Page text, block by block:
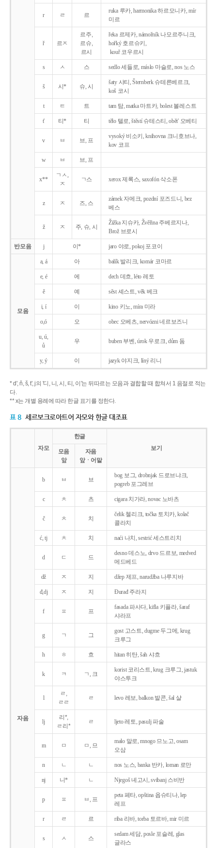
r ㄹ 르
ruka 루카, harmonika 하르모니카, mír
미르
ř 르ㅈ
르주,
르슈,
르시
řeka 르제카, námořník 나모르주니크,
hořký 호르슈키,
kouř 코우르시
s ㅅ 스 sedlo 세들로, máslo 마슬로, nos 노스
š 시* 슈, 시
šaty 샤티, Šternberk 슈테른베르크,
koš 코시
t ㅌ 트 tam 탐, matka 마트카, bolest 볼레스트
t' 티* 티 tělo 텔로, štěstí 슈테스티, obět' 오베티
v ㅂ 브, 프
vysoký 비소키, knihovna 크니호브나,
kov 코프
w ㅂ 브, 프
x**
ㄱㅅ,
ㅈ
ㄱ스 xerox 제록스, saxofón 삭소폰
z ㅈ 즈, 스
zámek 자메크, pozdní 포즈드니, bez
베스
ž ㅈ 주, 슈, 시
Žižka 지슈카, Žvěřina 주베르지나,
Brož 브로시
반모음 j 이* jaro 야로, pokoj 포코이
모음
a, á 아 balík 발리크, komár 코마르
e, é 에 dech 데흐, léto 레토
ě 예 sěst 셰스트, věk 베크
i, í 이 kino 키노, míra 미라
o,ó 오 obec 오베츠, nervózni 네르보즈니
u, ú,
ů
우 buben 부벤, úrok 우로크, dům 둠
y, ý 이 jazyk야지크, líný 리니
* d', ň, š, t', j의 '디, 니, 시, 티, 이'는 뒤따르는 모음과 결합할 때 합쳐서 1 음절로 적는
다.
** x는 개별 용례에 따라 한글 표기를 정한다.
표 8 세르보크로아트어 자모와 한글 대조표
자모
한글
보기
모음
앞
자음
앞ㆍ어말
자음
b ㅂ 브
bog 보그, drobnjak 드로브냐크,
pogreb 포그레브
c ㅊ 츠 cigara 치가라, novac 노바츠
č ㅊ 치
čelik 첼리크, točka 토치카, kolač
콜라치
ć, tj ㅊ 치 naći 나치, sestrić 세스트리치
d ㄷ 드
desno 데스노, drvo 드르보, medved
메드베드
dž ㅈ 지 džep 제프, narudžba 나루지바
đ,dj ㅈ 지 Ðurađ 주라지
f ㅍ 프
fasada 파사다, kifla 키플라, šaraf
샤라프
g ㄱ 그
gost 고스트, dugme 두그메, krug
크루그
h ㅎ 흐 hitan 히탄, šah 샤흐
k ㅋ ㄱ, 크
korist 코리스트, krug 크루그, jastuk
야스투크
l
ㄹ,
ㄹㄹ
ㄹ levo 레보, balkon 발콘, šal 샬
lj
리*,
ㄹ리*
ㄹ ljeto 레토, pasulj 파술
m ㅁ ㅁ, 므
malo 말로, mnogo 므노고, osam
오삼
n ㄴ ㄴ nos 노스, banka 반카, loman 로만
nj 니* ㄴ Njegoš 녜고시, svibanj 스비반
p ㅍ ㅂ, 프
peta 페타, opština 옵슈티나, lep
레프
r ㄹ 르 riba 리바, torba 토르바, mir 미르
s ㅅ 스
sedam 세담, posle 포슬레, glas
글라스